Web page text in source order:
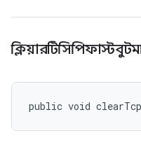
public void